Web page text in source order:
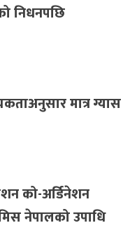
निधनपछि
मात्र ग्यास
को-अर्डिनेशन
नेपालको उपाधि